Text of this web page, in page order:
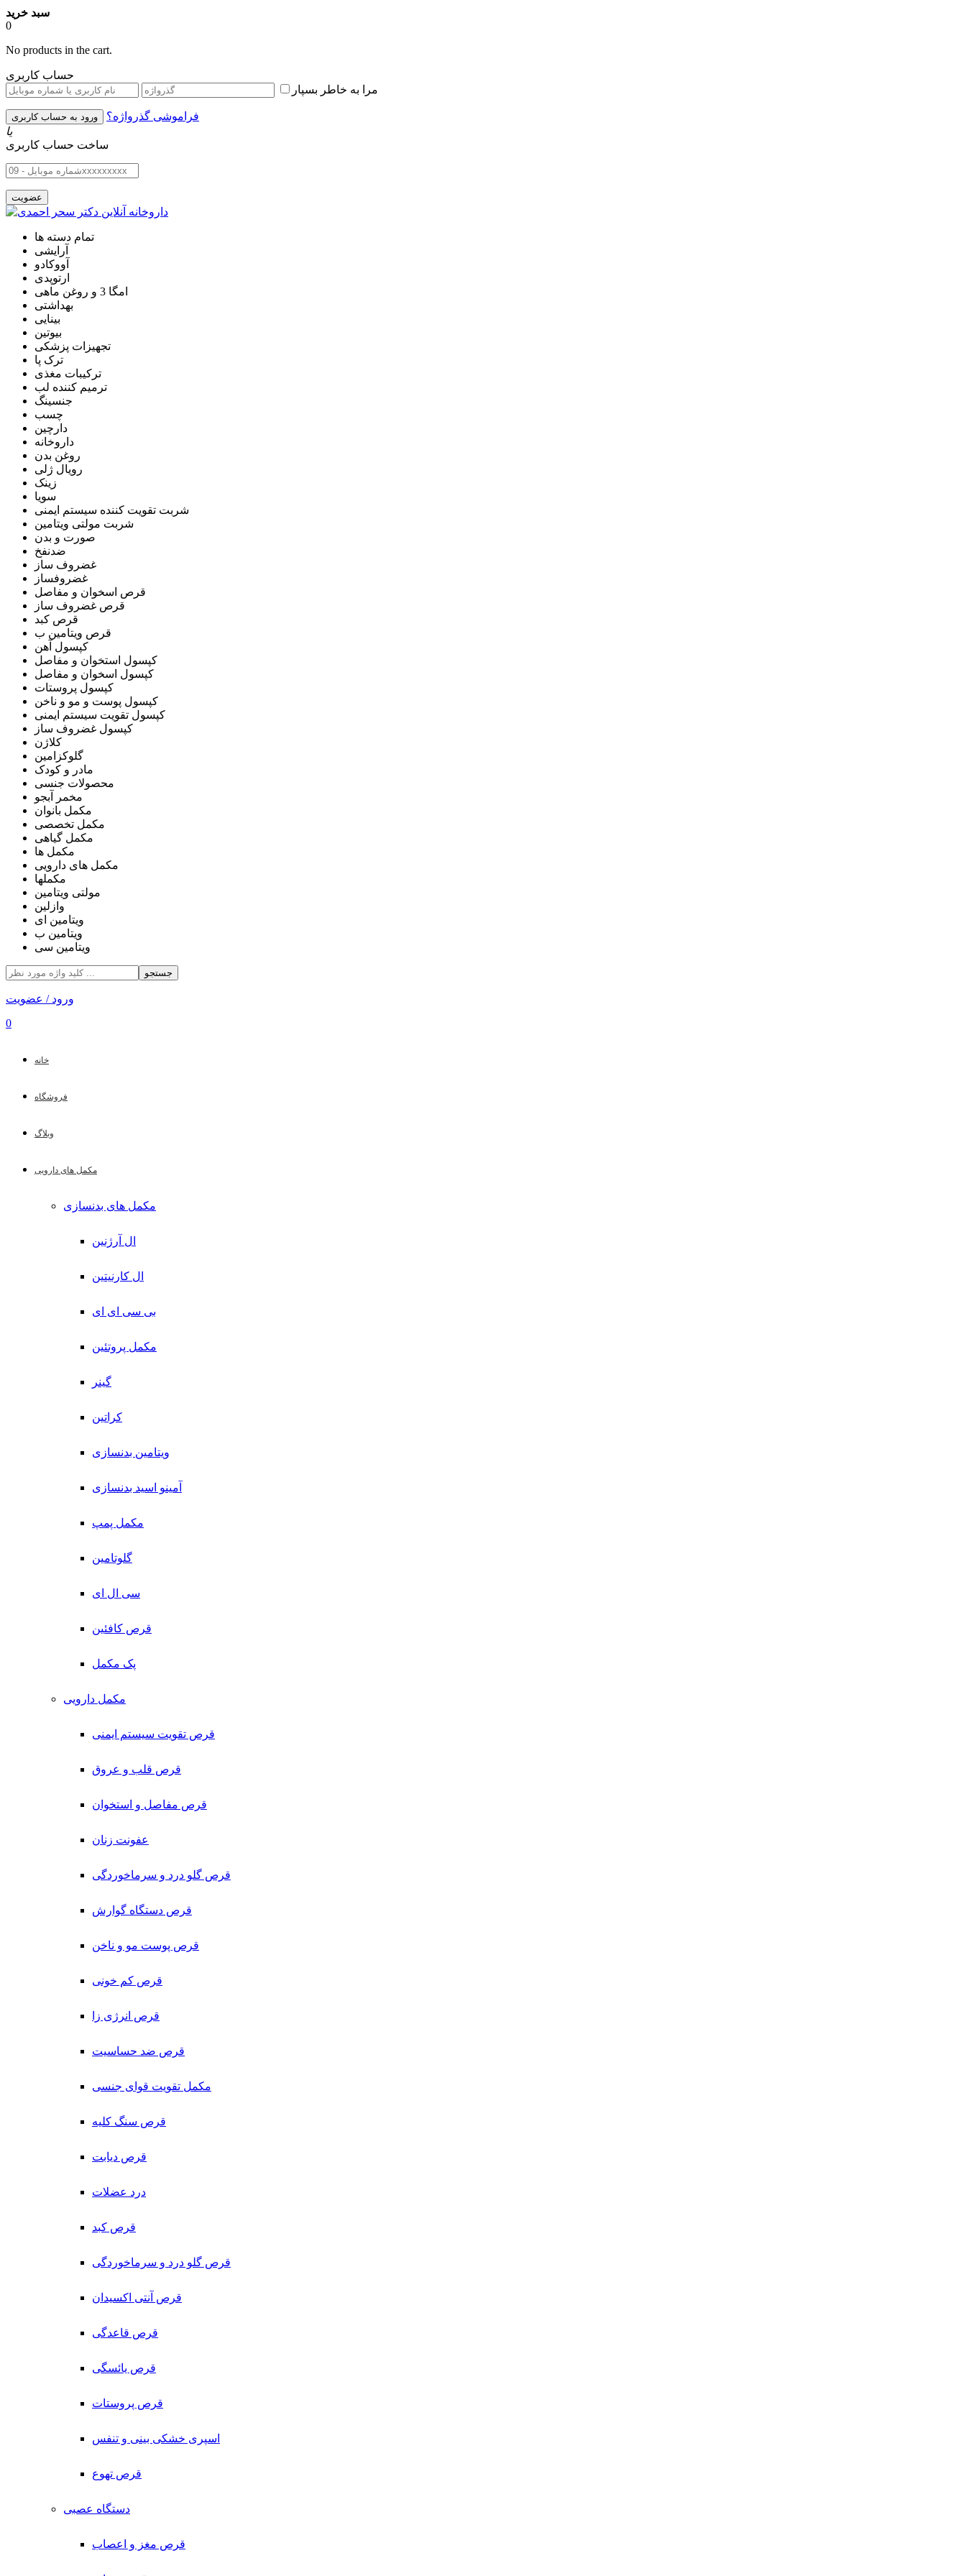
سبد خرید
0
No products in the cart.
حساب کاربری
مرا به خاطر بسپار
فراموشی گذرواژه؟
یا
ساخت حساب کاربری
تمام دسته ها
آرایشی
آووکادو
ارتوپدی
امگا 3 و روغن ماهی
بهداشتی
بینایی
بیوتین
تجهیزات پزشکی
ترک پا
ترکیبات مغذی
ترمیم کننده لب
جنسینگ
چسب
دارچین
داروخانه
روغن بدن
رویال ژلی
زینک
سویا
شربت تقویت کننده سیستم ایمنی
شربت مولتی ویتامین
صورت و بدن
ضدنفخ
غضروف ساز
غضروفساز
قرص اسخوان و مفاصل
قرص غضروف ساز
قرص کبد
قرص ویتامین ب
کپسول آهن
کپسول استخوان و مفاصل
کپسول اسخوان و مفاصل
کپسول پروستات
کپسول پوست و مو و ناخن
کپسول تقویت سیستم ایمنی
کپسول غضروف ساز
کلاژن
گلوکزامین
مادر و کودک
محصولات جنسی
مخمر آبجو
مکمل بانوان
مکمل تخصصی
مکمل گیاهی
مکمل ها
مکمل های دارویی
مکملها
مولتی ویتامین
وازلین
ویتامین ای
ویتامین ب
ویتامین سی
جستجو
ورود / عضویت
0
خانه
فروشگاه
وبلاگ
مکمل های دارویی
مکمل های بدنسازی
ال آرژنین
ال کارنیتین
بی سی ای ای
مکمل پروتئین
گینر
کراتین
ویتامین بدنسازی
آمینو اسید بدنسازی
مکمل پمپ
گلوتامین
سی ال ای
قرص کافئین
پک مکمل
مکمل دارویی
قرص تقویت سیستم ایمنی
قرص قلب و عروق
قرص مفاصل و استخوان
عفونت زنان
قرص گلو درد و سرماخوردگی
قرص دستگاه گوارش
قرص پوست مو و ناخن
قرص کم خونی
قرص انرژی زا
قرص ضد حساسیت
مکمل تقویت قوای جنسی
قرص سنگ کلیه
قرص دیابت
درد عضلات
قرص کبد
قرص گلو درد و سرماخوردگی
قرص آنتی اکسیدان
قرص قاعدگی
قرص یائسگی
قرص پروستات
اسپری خشکی بینی و تنفس
قرص تهوع
دستگاه عصبی
قرص مغز و اعصاب